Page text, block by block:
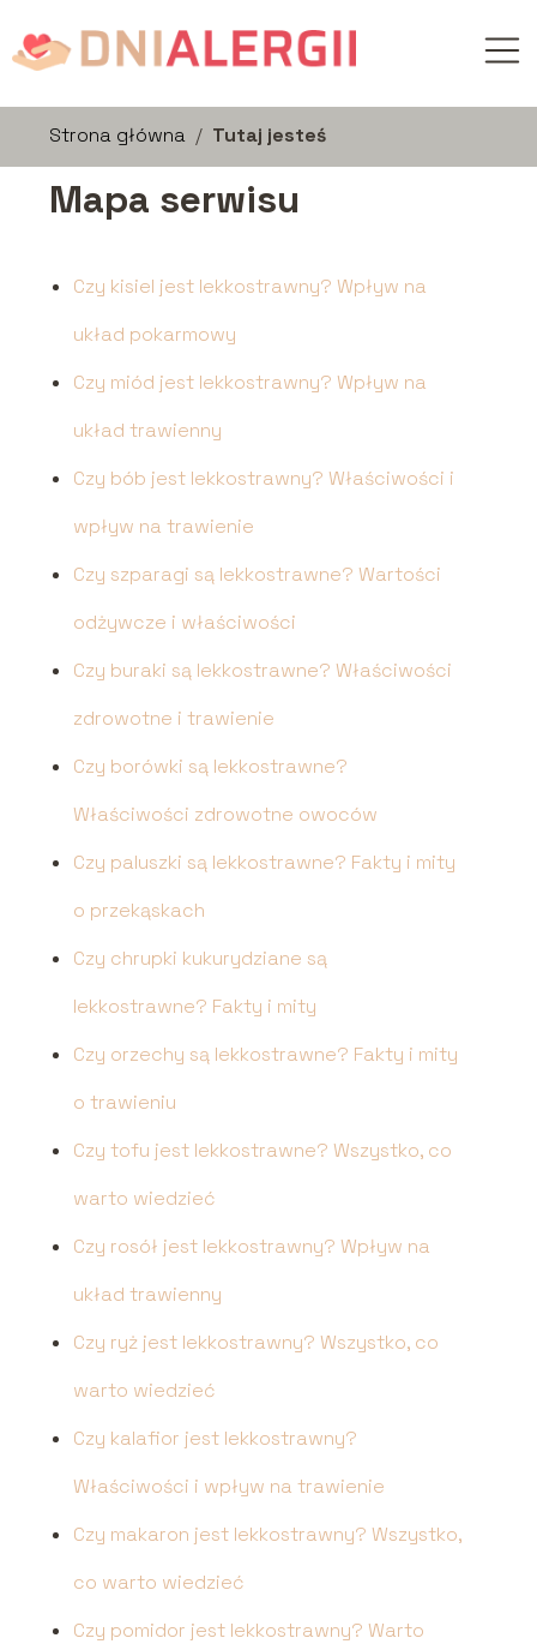
Strona główna / Tutaj jesteś
Mapa serwisu
Czy kisiel jest lekkostrawny? Wpływ na
układ pokarmowy
Czy miód jest lekkostrawny? Wpływ na
układ trawienny
Czy bób jest lekkostrawny? Właściwości i
wpływ na trawienie
Czy szparagi są lekkostrawne? Wartości
odżywcze i właściwości
Czy buraki są lekkostrawne? Właściwości
zdrowotne i trawienie
Czy borówki są lekkostrawne?
Właściwości zdrowotne owoców
Czy paluszki są lekkostrawne? Fakty i mity
o przekąskach
Czy chrupki kukurydziane są
lekkostrawne? Fakty i mity
Czy orzechy są lekkostrawne? Fakty i mity
o trawieniu
Czy tofu jest lekkostrawne? Wszystko, co
warto wiedzieć
Czy rosół jest lekkostrawny? Wpływ na
układ trawienny
Czy ryż jest lekkostrawny? Wszystko, co
warto wiedzieć
Czy kalafior jest lekkostrawny?
Właściwości i wpływ na trawienie
Czy makaron jest lekkostrawny? Wszystko,
co warto wiedzieć
Czy pomidor jest lekkostrawny? Warto